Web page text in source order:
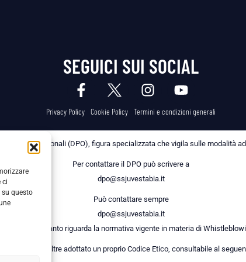
ci
questo
SEGUICI SUI SOCIAL
Privacy Policy Cookie Policy Termini e condizioni generali
dei Dati Personali (DPO), figura specializzata che vigila sulle modalità
Per contattare il DPO può scrivere a
dpo@ssjuvestabia.it
Può contattare sempre
dpo@ssjuvestabia.it
anche per quanto riguarda la normativa vigente in materia di
Società ha inoltre adottato un proprio Codice Etico, consultabile al